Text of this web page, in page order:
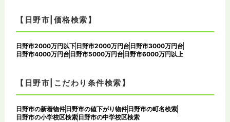
【日野市|価格検索】
日野市2000万円以下 日野市2000万円台 日野市3000万円台
日野市4000万円台 日野市5000万円台 日野市6000万円以上
【日野市|こだわり条件検索】
日野市の新着物件 日野市の値下がり物件 日野市の町名検索
日野市の小学校区検索 日野市の中学校区検索